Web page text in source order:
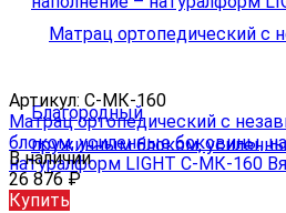
Артикул: С-МК-160
Матрац ортопедический с
блоком, усиленные боковины,
натуралформ LIGHT С-МК-160
В наличии
26 876₽
Купить